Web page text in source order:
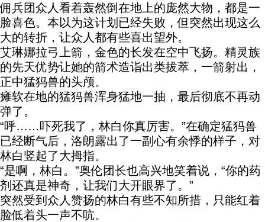
佣兵团众人看着轰然倒在地上的庞然大物，都是一
脸喜色。本以为这计划已经失败，但突然出现这么
大的转折，让众人都有些喜出望外。
艾琳娜拉弓上箭，金色的长发在空中飞扬。精灵族
的先天优势让她的箭术造诣出类拔萃，一箭射出，
正中猛犸兽的头颅。
瘫软在地的猛犸兽浑身猛地一抽，最后彻底不再动
弹了。
“呼……吓死我了，林白你真厉害。”在确定猛犸兽
已经断气后，洛朗露出了一副心有余悸的样子，对
林白竖起了大拇指。
“是啊，林白。”奥伦团长也高兴地笑着说，“你的药
剂还真是神奇，让我们大开眼界了。”
突然受到众人赞扬的林白有些不知所措，只能红着
脸低着头一声不吭。